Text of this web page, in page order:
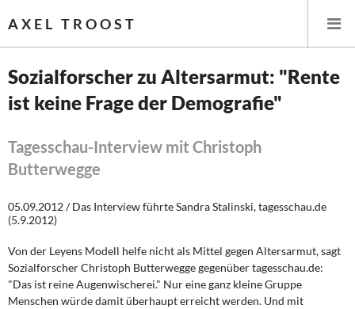
AXEL TROOST
Startseite
Themen
Leitlinien linker Wirtschafts- und Finanzpolitik
Wirtschaftspolitik
Steuer- und Finanzpolitik
Öffentliche Infrastruktur und Daseinsvorsorge
Sozialforscher zu Altersarmut: "Rente
ist keine Frage der Demografie"
Tagesschau-Interview mit Christoph
Butterwegge
05.09.2012 / Das Interview führte Sandra Stalinski, tagesschau.de
(5.9.2012)
Von der Leyens Modell helfe nicht als Mittel gegen Altersarmut, sagt
Sozialforscher Christoph Butterwegge gegenüber tagesschau.de:
"Das ist reine Augenwischerei." Nur eine ganz kleine Gruppe
Menschen würde damit überhaupt erreicht werden. Und mit